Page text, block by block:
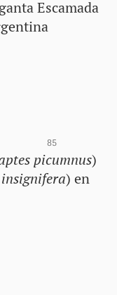
Escamada
85
picumnus)
) en